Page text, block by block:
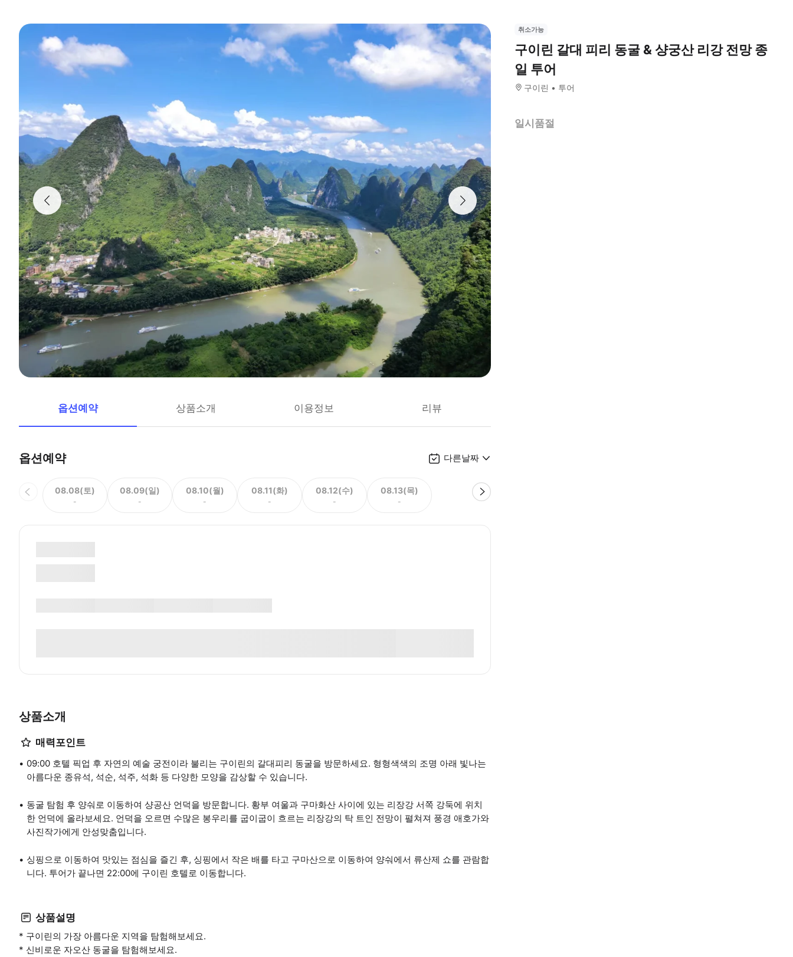
옵션예약 상품소개 이용정보 리뷰
옵션예약 다른날짜
08.08(토)
-
08.09(일)
-
08.10(월)
-
08.11(화)
-
08.12(수)
-
08.13(목)
-
상품소개
매력포인트
09:00 호텔 픽업 후 자연의 예술 궁전이라 불리는 구이린의 갈대피리 동굴을 방문하세요. 형형색색의 조명 아래 빛나는
아름다운 종유석, 석순, 석주, 석화 등 다양한 모양을 감상할 수 있습니다.
동굴 탐험 후 양숴로 이동하여 샹공산 언덕을 방문합니다. 황부 여울과 구마화산 사이에 있는 리장강 서쪽 강둑에 위치
한 언덕에 올라보세요. 언덕을 오르면 수많은 봉우리를 굽이굽이 흐르는 리장강의 탁 트인 전망이 펼쳐져 풍경 애호가와
사진작가에게 안성맞춤입니다.
싱핑으로 이동하여 맛있는 점심을 즐긴 후, 싱핑에서 작은 배를 타고 구마산으로 이동하여 양숴에서 류산제 쇼를 관람합
니다. 투어가 끝나면 22:00에 구이린 호텔로 이동합니다.
상품설명
* 구이린의 가장 아름다운 지역을 탐험해보세요.
* 신비로운 자오산 동굴을 탐험해보세요.
취소가능
구이린 갈대 피리 동굴 & 샹궁산 리강 전망 종
일 투어
구이린 투어
일시품절